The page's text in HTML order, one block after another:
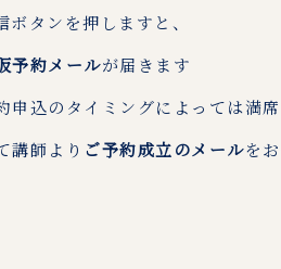
タンを押しますと、
予約メールが届きます
込のタイミングによっては満
講師より ご予約成立のメールを